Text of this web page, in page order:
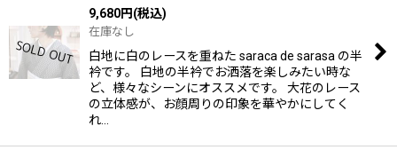
9,680円(税込)
在庫なし
白地に白のレースを重ねた saraca de sarasa の半
衿です。 白地の半衿でお洒落を楽しみたい時な
ど、様々なシーンにオススメです。 大花のレース
の立体感が、お顔周りの印象を華やかにしてく
れ…